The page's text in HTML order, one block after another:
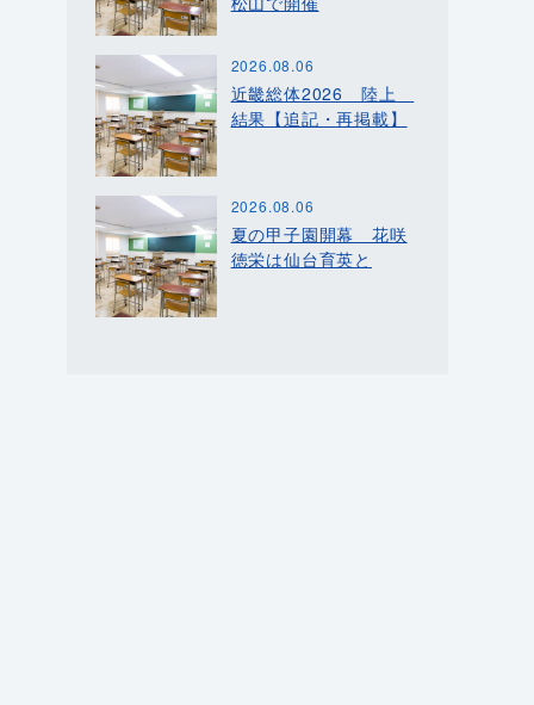
2026.08.06
近畿総体2026 陸上
結果【追記・再掲載】
2026.08.06
夏の甲子園開幕 花咲
徳栄は仙台育英と